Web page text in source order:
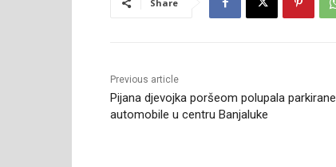
Share
Previous article
Pijana djevojka poršeom polupala parkirane
automobile u centru Banjaluke